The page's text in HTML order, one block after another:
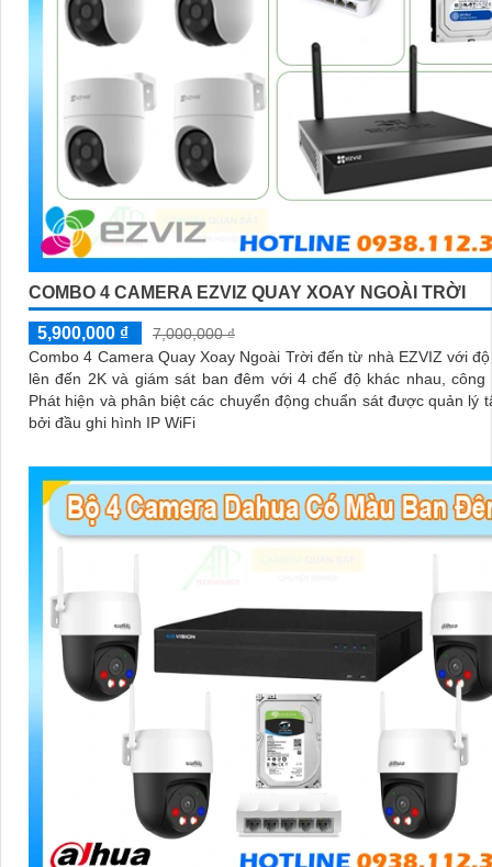
COMBO 4 CAMERA EZVIZ QUAY XOAY NGOÀI TRỜI
5,900,000 ₫
7,000,000 ₫
Combo 4 Camera Quay Xoay Ngoài Trời đến từ nhà EZVIZ với
lên đến 2K và giám sát ban đêm với 4 chế độ khác nhau, công
Phát hiện và phân biệt các chuyển động chuẩn sát được quản lý
bởi đầu ghi hình IP WiFi